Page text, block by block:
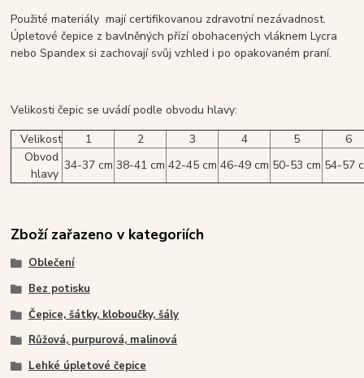
Použité materiály mají certifikovanou zdravotní nezávadnost.
Úpletové čepice z bavlněných přízí obohacených vláknem Lycra
nebo Spandex si zachovají svůj vzhled i po opakovaném praní.
Velikosti čepic se uvádí podle obvodu hlavy:
Velikost
1 2 3 4 5
6
Obvod
hlavy
34-37 cm 38-41 cm 42-45 cm 46-49 cm 50-53 cm 54-57
Zboží zařazeno v kategoriích
Oblečení
Bez potisku
Čepice, šátky, kloboučky, šály
Růžová, purpurová, malinová
Lehké úpletové čepice